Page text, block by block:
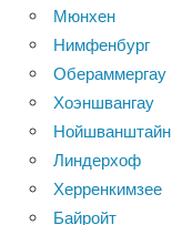
Мюнхен
Нимфенбург
Обераммергау
Хоэншвангау
Нойшванштайн
Линдерхоф
Херренкимзее
Байройт